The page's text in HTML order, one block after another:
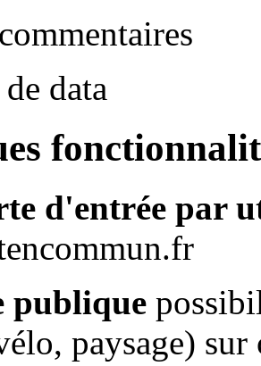
commentaires
de data
d'entrée par
publique
paysage) sur